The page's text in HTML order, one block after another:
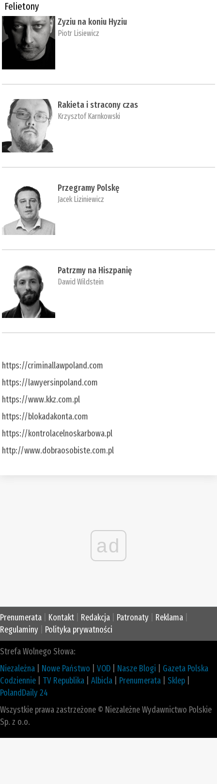
Felietony
Zyziu na koniu Hyziu
Piotr Lisiewicz
Rakieta i stracony czas
Krzysztof Karnkowski
Przegramy Polskę
Jacek Liziniewicz
Patrzmy na Hiszpanię
Dawid Wildstein
https://criminallawpoland.com
https://lawyersinpoland.com
https://www.kkz.com.pl
https://blokadakonta.com
https://kontrolacelnoskarbowa.pl
http://www.dobraosobiste.com.pl
ad
Prenumerata Kontakt Redakcja Patronaty Reklama
Regulaminy
Polityka prywatności
Strefa Wolnego Słowa:
Niezależna
Nowe Państwo VOD Nasze Blogi
Gazeta Polska
Codziennie
TV Republika Albicla Prenumerata Sklep
PolandDaily 24
Wszystkie prawa zastrzeżone © Niezależne Wydawnictwo Polskie
Sp. z o.o.